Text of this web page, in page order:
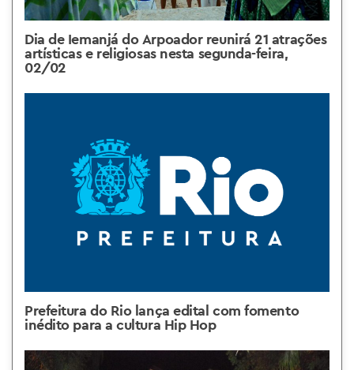
Dia de Iemanjá do Arpoador reunirá 21 atrações
artísticas e religiosas nesta segunda-feira,
02/02
Prefeitura do Rio lança edital com fomento
inédito para a cultura Hip Hop